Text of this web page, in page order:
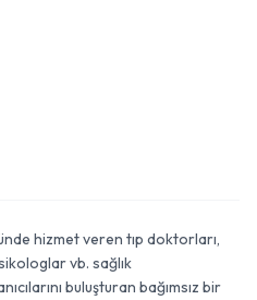
hizmet veren tıp doktorları,
vb. sağlık
buluşturan bağımsız bir